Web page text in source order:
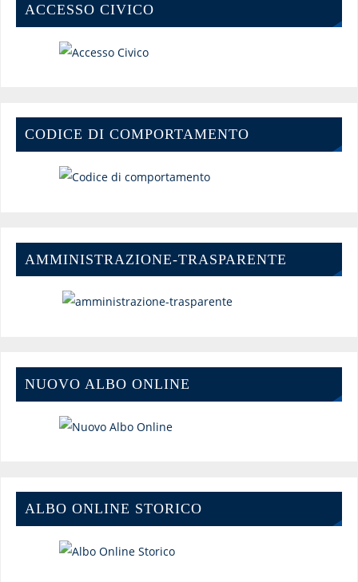
ACCESSO CIVICO
CODICE DI COMPORTAMENTO
AMMINISTRAZIONE-TRASPARENTE
NUOVO ALBO ONLINE
ALBO ONLINE STORICO